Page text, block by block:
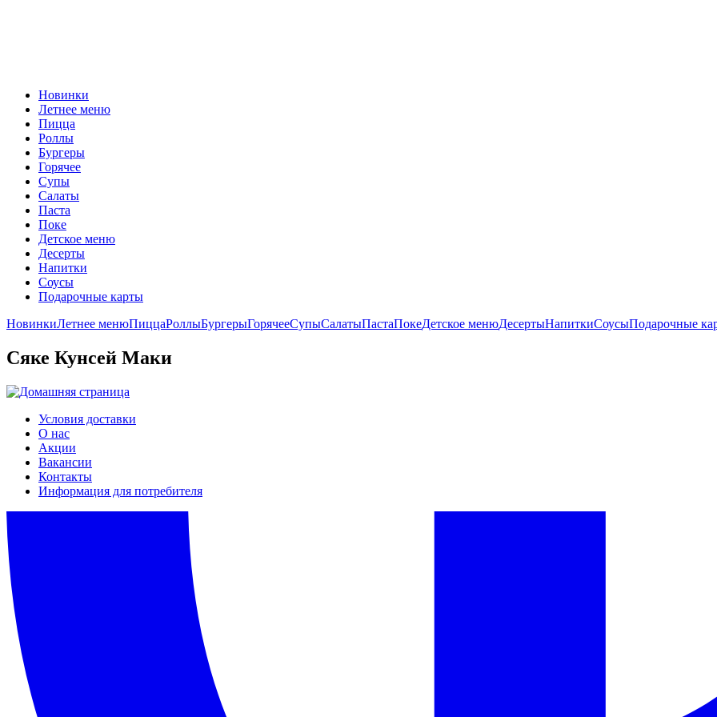
Новинки
Летнее меню
Пицца
Роллы
Бургеры
Горячее
Супы
Салаты
Паста
Поке
Детское меню
Десерты
Напитки
Соусы
Подарочные карты
НовинкиЛетнее менюПиццаРоллыБургерыГорячееСупыСалатыПастаПокеДетское менюДесертыНапиткиСоусыПодарочные
Сяке Кунсей Маки
Условия доставки
О нас
Акции
Вакансии
Контакты
Информация для потребителя